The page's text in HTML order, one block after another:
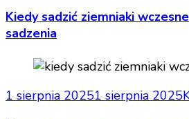
Kiedy sadzić ziemniaki
sadzenia
1 sierpnia 20251 sierpnia 2025